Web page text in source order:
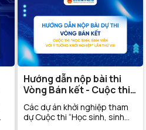
Hướng dẫn nộp bài thi
Vòng Bán kết - Cuộc thi
“Học sinh, sinh viên với ý
tưởng khởi nghiệp” lần
thứ VIII
Các dự án khởi nghiệp tham
dự Cuộc thi “Học sinh, sinh